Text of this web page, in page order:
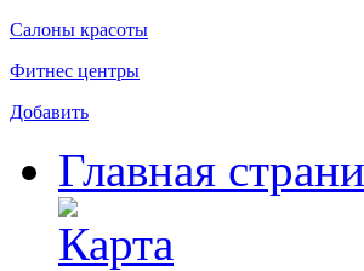
Салоны красоты
Фитнес центры
Добавить
Главная